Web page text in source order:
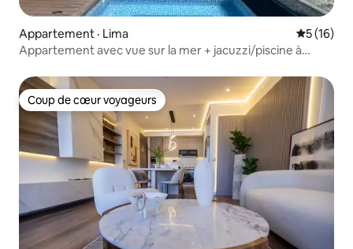
Appartement · Lima Note
5 (16)
Appartement avec vue sur la mer + jacuzzi/piscine à
Coup de cœur voyageurs
Coup de cœur voyageurs